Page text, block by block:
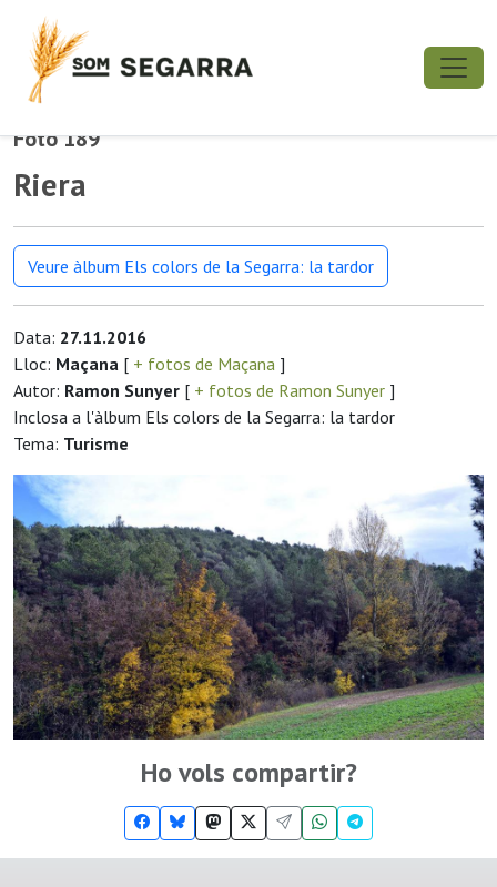
Foto 189
Riera
Veure àlbum Els colors de la Segarra: la tardor
Data: 27.11.2016
Lloc: Maçana [ + fotos de Maçana ]
Autor: Ramon Sunyer [ + fotos de Ramon Sunyer ]
Inclosa a l'àlbum Els colors de la Segarra: la tardor
Tema: Turisme
Ho vols compartir?